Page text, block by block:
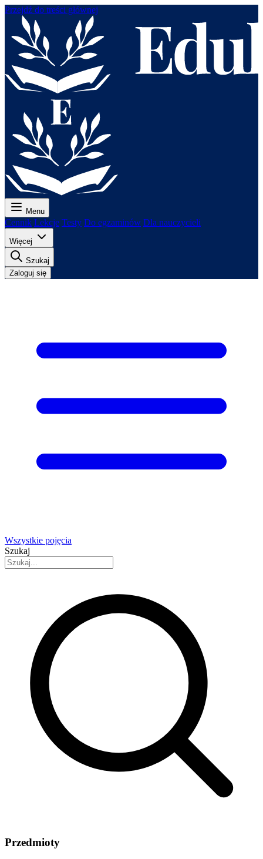
Przejdź do treści głównej
Menu
Cennik Lekcje Testy Do egzaminów Dla nauczycieli
Więcej
Szukaj
Zaloguj się
Wszystkie pojęcia
Szukaj
Przedmioty